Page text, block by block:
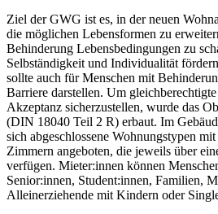
Ziel der GWG ist es, in der neuen
die möglichen Lebensformen zu
Behinderung Lebensbedingungen zu
Selbständigkeit und Individualität
sollte auch für Menschen mit
Barriere darstellen. Um
Akzeptanz sicherzustellen, wurde das
(DIN 18040 Teil 2 R) erbaut. Im
sich abgeschlossene Wohnungstypen
Zimmern angeboten, die jeweils über
verfügen. Mieter:innen können
Senior:innen, Student:innen, Familien,
Alleinerziehende mit Kindern oder